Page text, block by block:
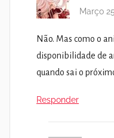
Março
Não. Mas como o
disponibilidade de
quando sai o
Responder